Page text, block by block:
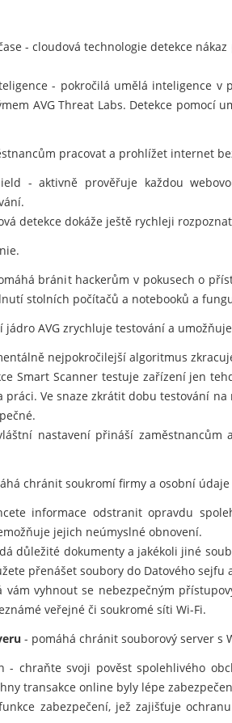
- cloudová technologie detekce
- pokročilá umělá inteligence
AVG Threat Labs. Detekce
pracovat a prohlížet internet
- aktivně prověřuje každou
detekce dokáže ještě rychleji
bránit hackerům v pokusech o
stolních počítačů a notebooků a
jádro AVG zrychluje testování a
nejpokročilejší algoritmus
Smart Scanner testuje zařízení jen
Ve snaze zkrátit dobu testování
nastavení přináší
chránit soukromí firmy a osobní
informace odstranit opravdu
jejich neúmyslné obnovení.
důležité dokumenty a jakékoli jiné
přenášet soubory do Datového
vám vyhnout se nebezpečným
veřejné či soukromé síti Wi-Fi.
- pomáhá chránit souborový server s
- chraňte svoji pověst spolehlivého
transakce online byly lépe
zabezpečení, jež zajišťuje